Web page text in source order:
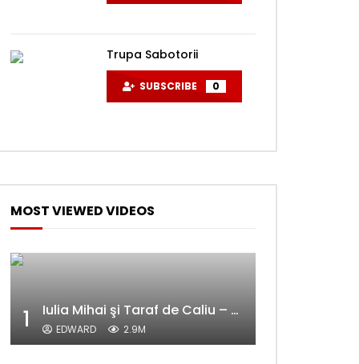
Trupa Sabotorii
SUBSCRIBE 0
MOST VIEWED VIDEOS
1 Iulia Mihai şi Taraf de Caliu – Alelele sălcioară (@#VedetaPopulară)
EDWARD 2.9M